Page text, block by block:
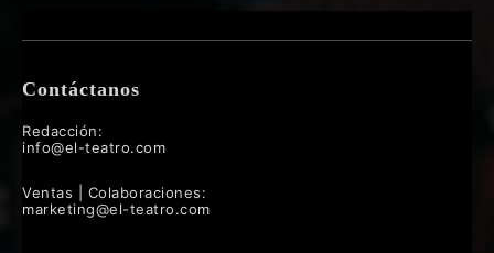
Contáctanos
Redacción:
info@el-teatro.com
Ventas | Colaboraciones:
marketing@el-teatro.com